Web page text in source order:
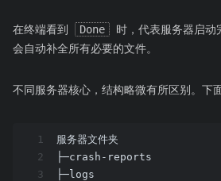
在终端看到 Done
时，代表服务器启动
会自动补全所有必要的文件。
不同服务器核心，结构略微有所区别。下
1
2
3
服务器文件夹